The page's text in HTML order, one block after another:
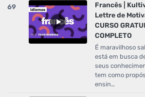
69
Francês |
Lettre de
CURSO
COMPLETO
É maravilhoso
está em busca
seus
tem como
ensin…